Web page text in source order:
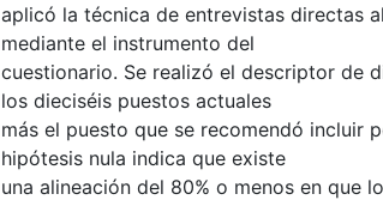
aplicó la técnica de entrevistas directas
mediante el instrumento del
cuestionario. Se realizó el descriptor de
los dieciséis puestos actuales
más el puesto que se recomendó incluir
hipótesis nula indica que existe
una alineación del 80% o menos en que